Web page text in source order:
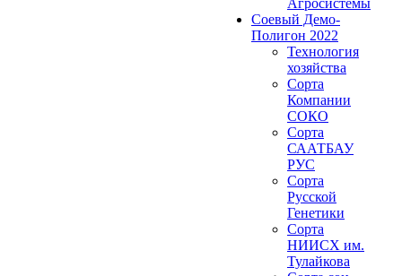
Агросистемы
Соевый Демо-
Полигон 2022
Технология
хозяйства
Сорта
Компании
СОКО
Сорта
СААТБАУ
РУС
Сорта
Русской
Генетики
Сорта
НИИСХ им.
Тулайкова